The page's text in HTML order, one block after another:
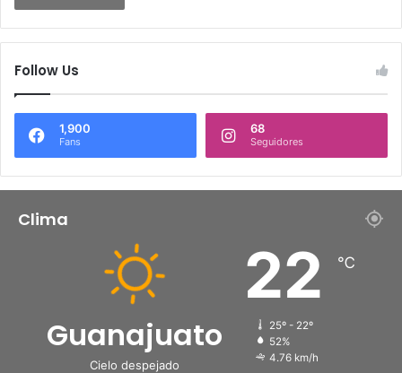
Follow Us
1,900
Fans
68
Seguidores
Clima
Guanajuato
Cielo despejado
22 ℃
25º - 22º
52%
4.76 km/h